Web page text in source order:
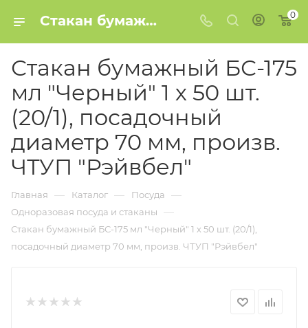
Стакан бумажный БС-175 мл "Черный" 1 х 50 шт. (20/1), посадочный диаметр 70 мм, произв. ЧТУП "Рэйвбел" купить в Минске 0
Стакан бумажный БС-175
мл "Черный" 1 х 50 шт.
(20/1), посадочный
диаметр 70 мм, произв.
ЧТУП "Рэйвбел"
Главная — Каталог — Посуда —
Одноразовая посуда и стаканы —
Стакан бумажный БС-175 мл "Черный" 1 х 50 шт. (20/1),
посадочный диаметр 70 мм, произв. ЧТУП "Рэйвбел"